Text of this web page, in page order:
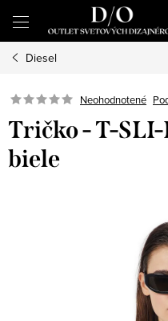
obsah
Diesel
Neohodnotené
Tričko - T-
biele